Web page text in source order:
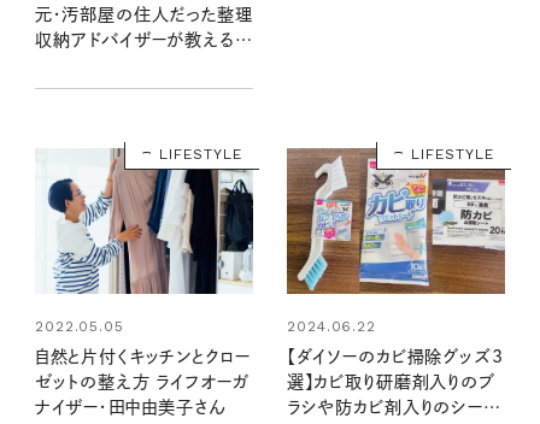
元・汚部屋の住人だった整理
収納アドバイザーが教える
LIFESTYLE
2022.05.05
自然と片付くキッチンとクロー
ゼットの整え方 ライフオーガ
ナイザー・田中由美子さん
LIFESTYLE
2024.06.22
【ダイソーのカビ掃除グッズ3
選】カビ取り研磨剤入りのブ
ラシや防カビ剤入りのシート